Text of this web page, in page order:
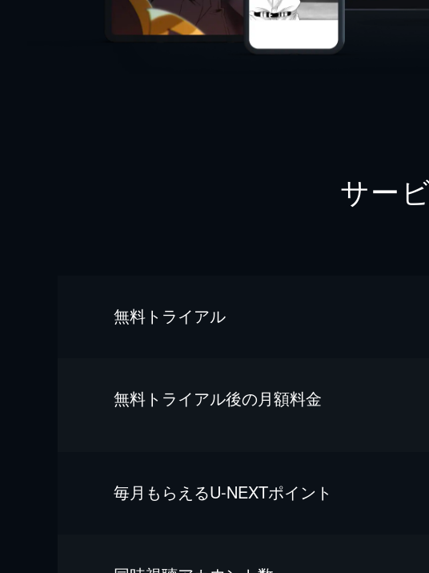
サー
無料トライアル
無料トライアル後の⽉額料金
毎⽉もらえるU-NEXTポイント